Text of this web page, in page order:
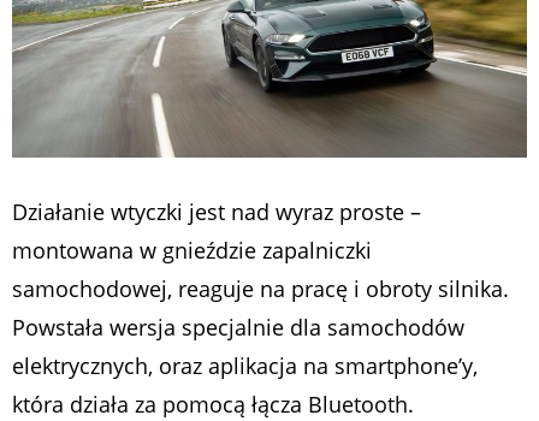
Działanie wtyczki jest nad wyraz proste –
montowana w gnieździe zapalniczki
samochodowej, reaguje na pracę i obroty silnika.
Powstała wersja specjalnie dla samochodów
elektrycznych, oraz aplikacja na smartphone’y,
która działa za pomocą łącza Bluetooth.